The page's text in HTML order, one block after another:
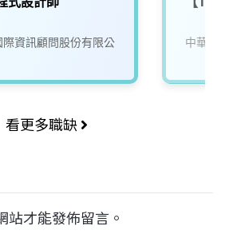
際資訊顧問股份有限公
中華電
看更多職缺
站才能發佈留言。